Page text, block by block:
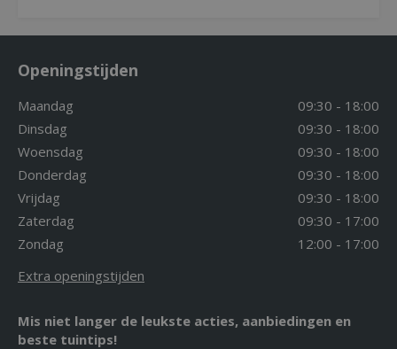
Openingstijden
Maandag
09:30 - 18:00
Dinsdag
09:30 - 18:00
Woensdag
09:30 - 18:00
Donderdag
09:30 - 18:00
Vrijdag
09:30 - 18:00
Zaterdag
09:30 - 17:00
Zondag
12:00 - 17:00
Extra openingstijden
Mis niet langer de leukste acties, aanbiedingen en
beste tuintips!